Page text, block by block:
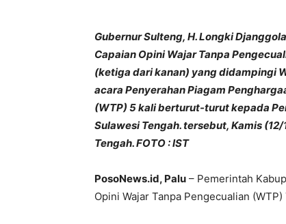
Gubernur Sulteng, H. Longki
Capaian Opini Wajar Tanpa
(ketiga dari kanan) yang didampingi
acara Penyerahan Piagam
(WTP) 5 kali berturut-turut kepada
Sulawesi Tengah. tersebut, Kamis
Tengah. FOTO : IST
PosoNews.id, Palu – Pemerintah
Opini Wajar Tanpa Pengecualian (WTP)